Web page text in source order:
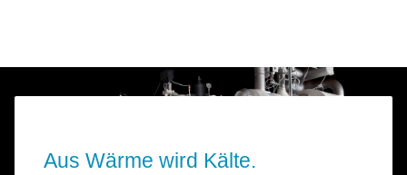
Aus Wärme wird Kälte.